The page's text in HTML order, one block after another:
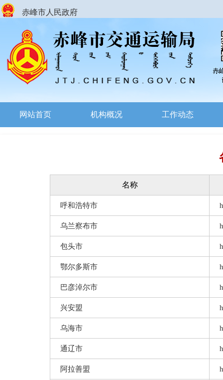
赤峰市人民政府
网站首页 机构概况 工作动态
名称
呼和浩特市
乌兰察布市
包头市
鄂尔多斯市
巴彦淖尔市
兴安盟
乌海市
通辽市
阿拉善盟